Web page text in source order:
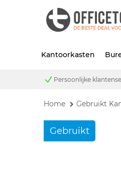
Kantoorkasten
Persoonlijke
Home Gebruikt
Gebruikt